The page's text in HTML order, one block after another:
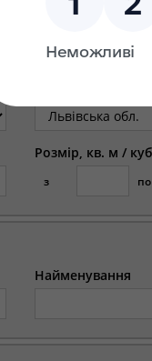
Розмір, кв. м /
з по
Найменування